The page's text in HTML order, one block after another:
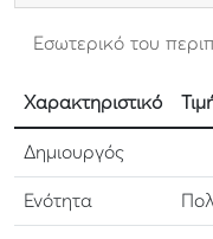
Εσωτερικό του
Χαρακτηριστικό
Δημιουργός
Ενότητα